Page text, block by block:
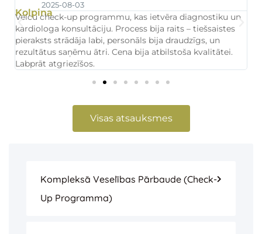
2025-08-03
Veicu check-up programmu, kas ietvēra diagnostiku un
kardiologa konsultāciju. Process bija raits – tiešsaistes
pieraksts strādāja labi, personāls bija draudzīgs, un
rezultātus saņēmu ātri. Cena bija atbilstoša kvalitātei.
Labprāt atgriezīšos.
Visas atsauksmes
Kompleksā Veselības Pārbaude (check-
Up Programma)